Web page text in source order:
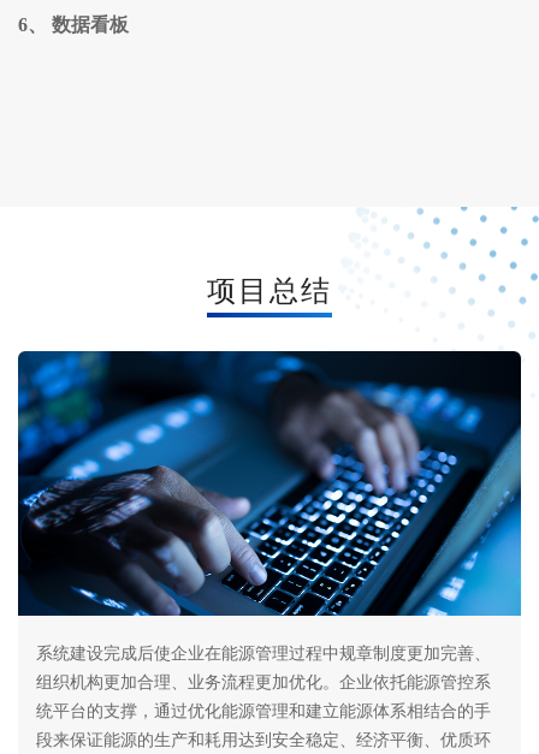
6、 数据看板
项目总结
系统建设完成后使企业在能源管理过程中规章制度更加完善、
组织机构更加合理、业务流程更加优化。企业依托能源管控系
统平台的支撑，通过优化能源管理和建立能源体系相结合的手
段来保证能源的生产和耗用达到安全稳定、经济平衡、优质环